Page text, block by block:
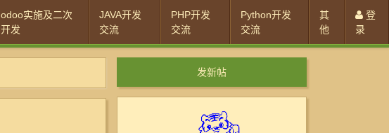
odoo实施及二次
开发
JAVA开发
交流
PHP开发
交流
Python开发
交流
其
他
登
录
发新帖